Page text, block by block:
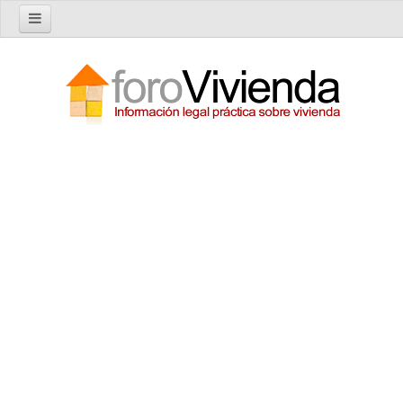
Nuevo tema